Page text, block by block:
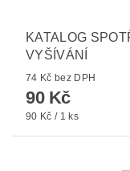
KATALOG
VYŠÍVÁNÍ
74 Kč bez DPH
90 Kč
90 Kč / 1 ks